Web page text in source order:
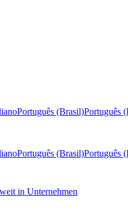
Português (Brasil)Português
Português (Brasil)Português
in Unternehmen